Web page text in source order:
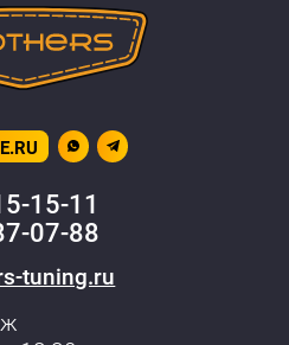
15-11
07-88
tuning.ru